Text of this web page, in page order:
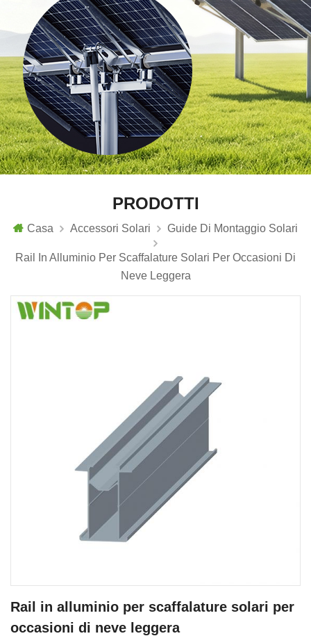
PRODOTTI
Casa Accessori Solari Guide Di Montaggio Solari
Rail In Alluminio Per Scaffalature Solari Per Occasioni Di
Neve Leggera
Rail in alluminio per scaffalature solari per
occasioni di neve leggera